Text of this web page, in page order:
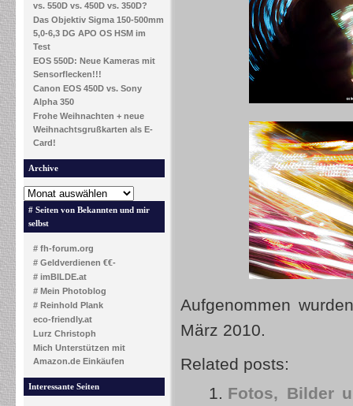
vs. 550D vs. 450D vs. 350D?
Das Objektiv Sigma 150-500mm
5,0-6,3 DG APO OS HSM im
Test
EOS 550D: Neue Kameras mit
Sensorflecken!!!
Canon EOS 450D vs. Sony
Alpha 350
Frohe Weihnachten + neue
Weihnachtsgrußkarten als E-
Card!
Archive
# Seiten von Bekannten und mir
selbst
# fh-forum.org
# Geldverdienen €€-
# imBILDE.at
# Mein Photoblog
# Reinhold Plank
eco-friendly.at
Lurz Christoph
Mich Unterstützen mit
Amazon.de Einkäufen
Interessante Seiten
Aufgenommen
März 2010.
Related posts:
Fotos, Bilder